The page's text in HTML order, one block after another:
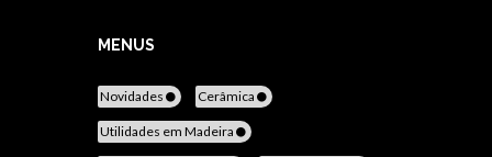
MENUS
Novidades Cerâmica
Utilidades em Madeira